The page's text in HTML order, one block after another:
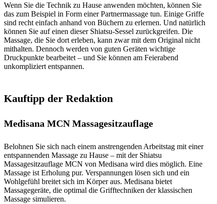
Wenn Sie die Technik zu Hause anwenden möchten, können Sie
das zum Beispiel in Form einer Partnermassage tun. Einige Griffe
sind recht einfach anhand von Büchern zu erlernen. Und natürlich
können Sie auf einen dieser Shiatsu-Sessel zurückgreifen. Die
Massage, die Sie dort erleben, kann zwar mit dem Original nicht
mithalten. Dennoch werden von guten Geräten wichtige
Druckpunkte bearbeitet – und Sie können am Feierabend
unkompliziert entspannen.
Kauftipp der Redaktion
Medisana MCN Massagesitzauflage
Belohnen Sie sich nach einem anstrengenden Arbeitstag mit einer
entspannenden Massage zu Hause – mit der Shiatsu
Massagesitzauflage MCN von Medisana wird dies möglich. Eine
Massage ist Erholung pur. Verspannungen lösen sich und ein
Wohlgefühl breitet sich im Körper aus. Medisana bietet
Massagegeräte, die optimal die Grifftechniken der klassischen
Massage simulieren.